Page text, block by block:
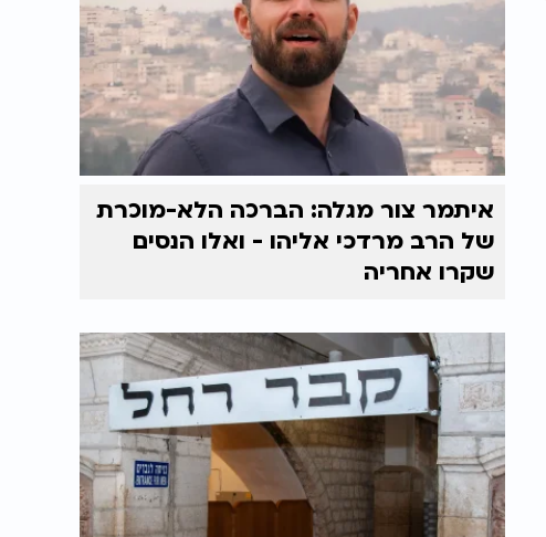
איתמר צור מגלה: הברכה הלא-מוכרת
של הרב מרדכי אליהו - ואלו הנסים
שקרו אחריה